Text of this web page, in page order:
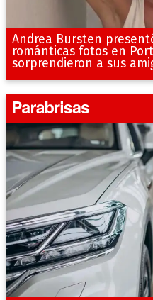
Andrea Bursten
románticas fotos en
sorprendieron a sus